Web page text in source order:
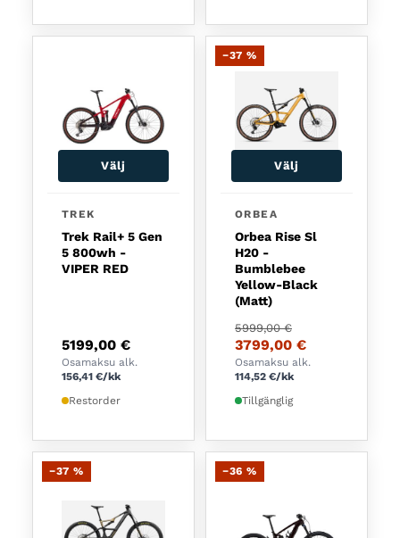
Välj
TREK
Trek Rail+ 5 Gen
5 800wh -
VIPER RED
5199,00 €
Osamaksu alk.
156,41 €/kk
Restorder
−37 %
Välj
ORBEA
Orbea Rise Sl
H20 -
Bumblebee
Yellow-Black
(Matt)
5999,00€
Det ursprungliga
3799,00 €
Det nuvarande priset
Osamaksu alk.
114,52 €/kk
Tillgänglig
−37 % −36 %